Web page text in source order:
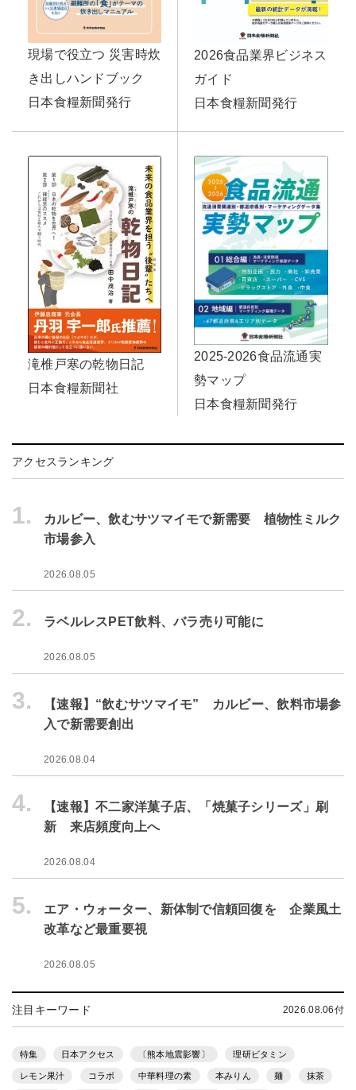
現場で役立つ 災害時炊
き出しハンドブック
日本食糧新聞発行
2026食品業界ビジネス
ガイド
日本食糧新聞発行
滝椎戸寒の乾物日記
日本食糧新聞社
2025-2026食品流通実
勢マップ
日本食糧新聞発行
アクセスランキング
1.
カルビー、飲むサツマイモで新需要 植物性ミルク
市場参入
2026.08.05
2. ラベルレスPET飲料、バラ売り可能に
2026.08.05
3.
【速報】“飲むサツマイモ” カルビー、飲料市場参
入で新需要創出
2026.08.04
4.
【速報】不二家洋菓子店、「焼菓子シリーズ」刷
新 来店頻度向上へ
2026.08.04
5.
エア・ウォーター、新体制で信頼回復を 企業風土
改革など最重要視
2026.08.05
注目キーワード 2026.08.06付
特集 日本アクセス 〔熊本地震影響〕 理研ビタミン
レモン果汁 コラボ 中華料理の素 本みりん 麺 抹茶